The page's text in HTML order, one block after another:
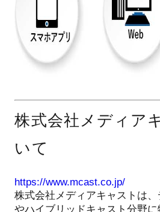
株式会社メディア
いて
https://www.mcast.co.jp/
株式会社メディアキャストは
やハイブリッドキャスト分野